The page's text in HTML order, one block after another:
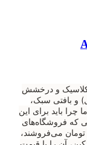
کلاسیک و درخشش
و بافتی سبک،
باید برای این
که فروشگاه‌های
لب را با قیمت‌های بالای ۱۲۰ هزار تومان می‌فروشند،